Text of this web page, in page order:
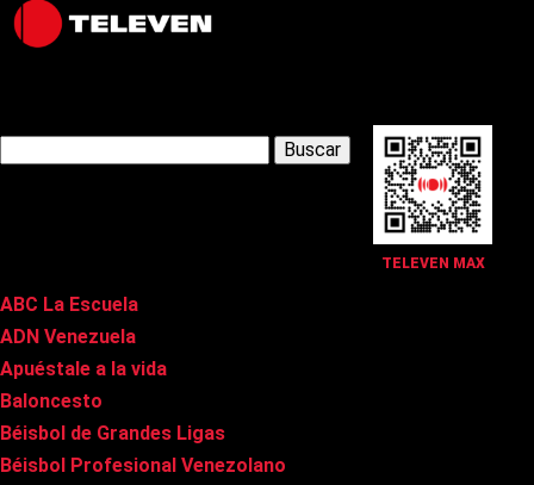
TELEVEN MAX
Latest Posts
ABC La Escuela
ADN Venezuela
Apuéstale a la vida
Baloncesto
Béisbol de Grandes Ligas
Béisbol Profesional Venezolano